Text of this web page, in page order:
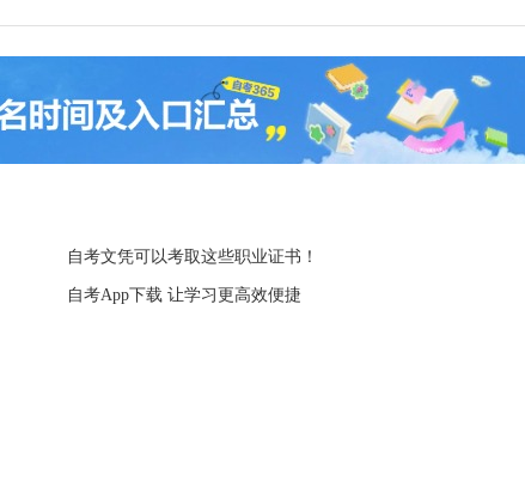
自考文凭可以考取这些职业证书！
自考App下载 让学习更高效便捷